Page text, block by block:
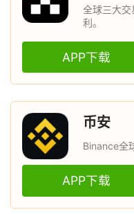
全球三大交
利。
APP下载
币安
Binance全
APP下载